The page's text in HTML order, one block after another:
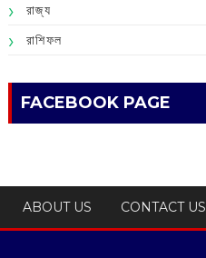
রাজ্য
রাশিফল
FACEBOOK PAGE
ABOUT US CONTACT US